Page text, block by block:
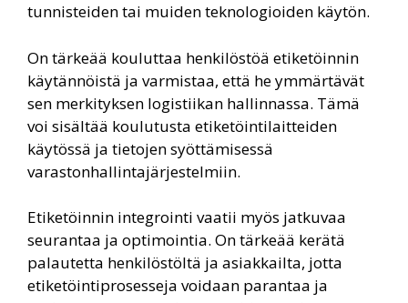
tunnisteiden tai muiden teknologioiden käytön.
On tärkeää kouluttaa henkilöstöä etiketöinnin
käytännöistä ja varmistaa, että he ymmärtävät
sen merkityksen logistiikan hallinnassa. Tämä
voi sisältää koulutusta etiketöintilaitteiden
käytössä ja tietojen syöttämisessä
varastonhallintajärjestelmiin.
Etiketöinnin integrointi vaatii myös jatkuvaa
seurantaa ja optimointia. On tärkeää kerätä
palautetta henkilöstöltä ja asiakkailta, jotta
etiketöintiprosesseja voidaan parantaa ja